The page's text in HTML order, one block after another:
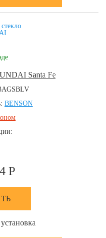
Santa Fe
BENSON
Р
установка